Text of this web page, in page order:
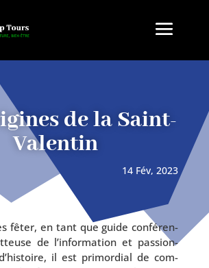
de la Saint-
Valentin
14 Fév, 2023
fêter, en tant que guide confé­ren­
de l’in­for­ma­tion et pas­sion­
il est pri­mor­dial de com­